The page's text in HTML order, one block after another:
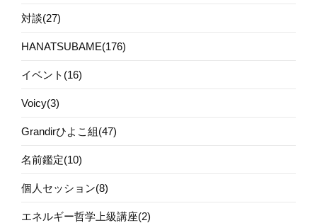
対談(27)
HANATSUBAME(176)
イベント(16)
Voicy(3)
Grandirひよこ組(47)
名前鑑定(10)
個人セッション(8)
エネルギー哲学上級講座(2)